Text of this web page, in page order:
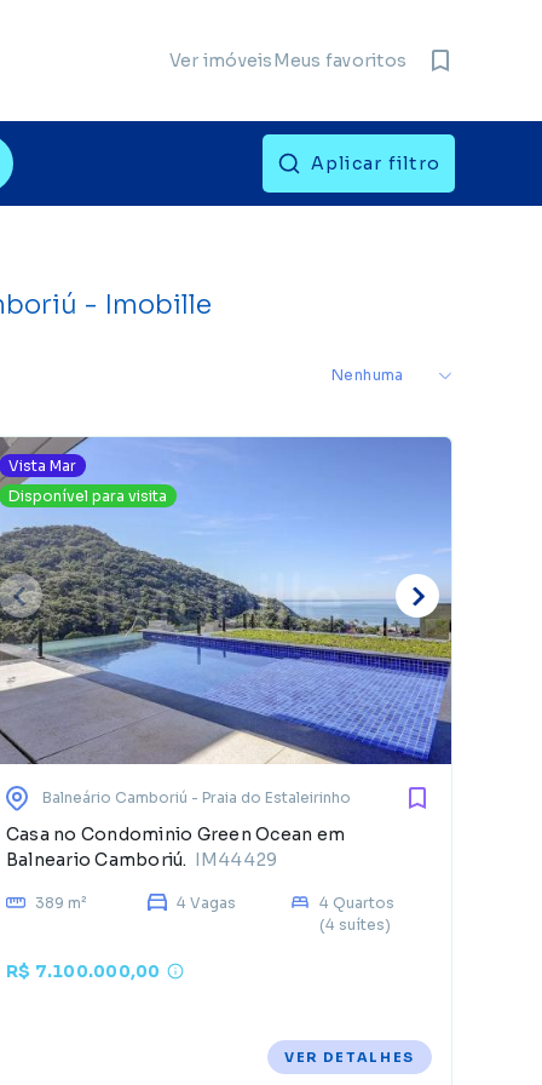
Ver imóveisMeus favoritos
Aplicar filtro
- Imobille
Vista Mar
Disponível para visita
Balneário Camboriú - Praia do Estaleirinho
Casa no Condominio Green Ocean em
Balneario Camboriú. IM44429
389 m² 4 Vagas
4 Quartos
(4 suítes)
R$ 7.100.000,00
VER DETALHES